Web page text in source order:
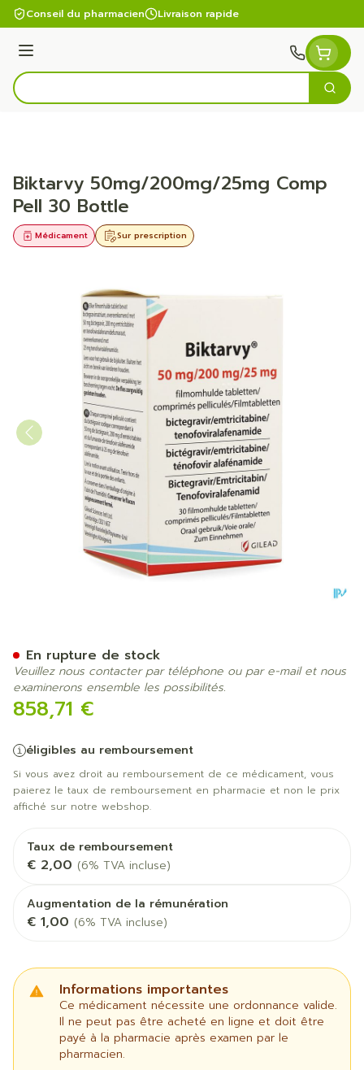
Aller au contenu
Conseil du pharmacien Livraison rapide
Menu
Rechercher
Biktarvy 50mg/200mg/25mg Comp
Pell 30 Bottle
Sur prescription
Médicament
858,71 €
éligibles au remboursement
Si vous avez droit au remboursement de ce médicament, vous
paierez le taux de remboursement en pharmacie et non le prix
affiché sur notre webshop.
Taux de remboursement
€ 2,00 (6% TVA incluse)
Augmentation de la rémunération
€ 1,00 (6% TVA incluse)
Informations importantes
Ce médicament nécessite une ordonnance valide.
Il ne peut pas être acheté en ligne et doit être
payé à la pharmacie après examen par le
pharmacien.
En rupture de stock
Veuillez nous contacter par téléphone ou par e-mail et nous
examinerons ensemble les possibilités.